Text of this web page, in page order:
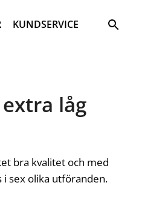
KUNDSERVICE Sök
låg
bra kvalitet och med
sex olika utföranden.